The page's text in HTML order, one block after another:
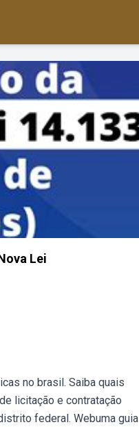
Lei
no brasil. Saiba quais
licitação e contratação
federal. Webuma guia